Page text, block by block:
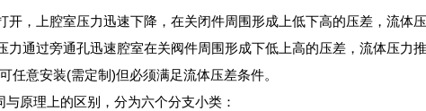
开，上腔室压力迅速下降，在关闭件周围形成上低下高的压差，流体
力通过旁通孔迅速腔室在关阀件周围形成下低上高的压差，流体压力
任意安装(需定制)但必须满足流体压差条件。
原理上的区别，分为六个分支小类：